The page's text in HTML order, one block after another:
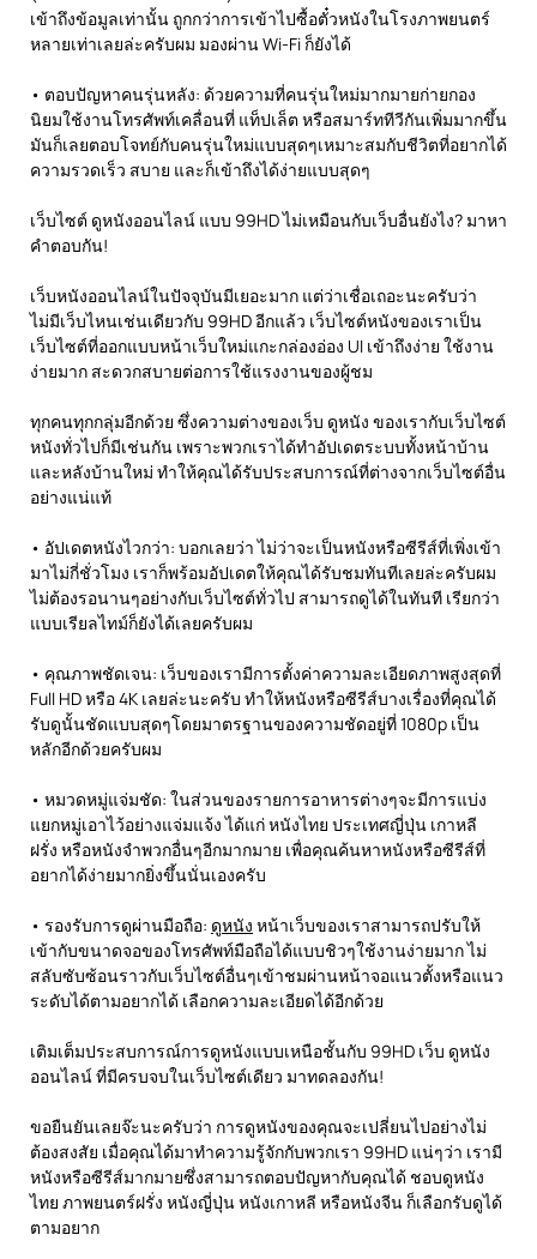
เข้าถึงข้อมูลเท่านั้น ถูกกว่าการเข้าไปซื้อตั๋วหนังในโรงภาพยนตร์
หลายเท่าเลยล่ะครับผม มองผ่าน Wi-Fi ก็ยังได้
• ตอบปัญหาคนรุ่นหลัง: ด้วยความที่คนรุ่นใหม่มากมายก่ายกอง
นิยมใช้งานโทรศัพท์เคลื่อนที่ แท็ปเล็ต หรือสมาร์ททีวีกันเพิ่มมากขึ้น
มันก็เลยตอบโจทย์กับคนรุ่นใหม่แบบสุดๆเหมาะสมกับชีวิตที่อยากได้
ความรวดเร็ว สบาย และก็เข้าถึงได้ง่ายแบบสุดๆ
เว็บไซต์ ดูหนังออนไลน์ แบบ 99HD ไม่เหมือนกับเว็บอื่นยังไง? มาหา
คำตอบกัน!
เว็บหนังออนไลน์ในปัจจุบันมีเยอะมาก แต่ว่าเชื่อเถอะนะครับว่า
ไม่มีเว็บไหนเช่นเดียวกับ 99HD อีกแล้ว เว็บไซต์หนังของเราเป็น
เว็บไซต์ที่ออกแบบหน้าเว็บใหม่แกะกล่องอ่อง UI เข้าถึงง่าย ใช้งาน
ง่ายมาก สะดวกสบายต่อการใช้แรงงานของผู้ชม
ทุกคนทุกกลุ่มอีกด้วย ซึ่งความต่างของเว็บ ดูหนัง ของเรากับเว็บไซต์
หนังทั่วไปก็มีเช่นกัน เพราะพวกเราได้ทำอัปเดตระบบทั้งหน้าบ้าน
และหลังบ้านใหม่ ทำให้คุณได้รับประสบการณ์ที่ต่างจากเว็บไซต์อื่น
อย่างแน่แท้
• อัปเดตหนังไวกว่า: บอกเลยว่า ไม่ว่าจะเป็นหนังหรือซีรีส์ที่เพิ่งเข้า
มาไม่กี่ชั่วโมง เราก็พร้อมอัปเดตให้คุณได้รับชมทันทีเลยล่ะครับผม
ไม่ต้องรอนานๆอย่างกับเว็บไซต์ทั่วไป สามารถดูได้ในทันที เรียกว่า
แบบเรียลไทม์ก็ยังได้เลยครับผม
• คุณภาพชัดเจน: เว็บของเรามีการตั้งค่าความละเอียดภาพสูงสุดที่
Full HD หรือ 4K เลยล่ะนะครับ ทำให้หนังหรือซีรีส์บางเรื่องที่คุณได้
รับดูนั้นชัดแบบสุดๆโดยมาตรฐานของความชัดอยู่ที่ 1080p เป็น
หลักอีกด้วยครับผม
• หมวดหมู่แจ่มชัด: ในส่วนของรายการอาหารต่างๆจะมีการแบ่ง
แยกหมู่เอาไว้อย่างแจ่มแจ้ง ได้แก่ หนังไทย ประเทศญี่ปุ่น เกาหลี
ฝรั่ง หรือหนังจำพวกอื่นๆอีกมากมาย เพื่อคุณค้นหาหนังหรือซีรีส์ที่
อยากได้ง่ายมากยิ่งขึ้นนั่นเองครับ
• รองรับการดูผ่านมือถือ: ดูหนัง หน้าเว็บของเราสามารถปรับให้
เข้ากับขนาดจอของโทรศัพท์มือถือได้แบบชิวๆใช้งานง่ายมาก ไม่
สลับซับซ้อนราวกับเว็บไซต์อื่นๆเข้าชมผ่านหน้าจอแนวตั้งหรือแนว
ระดับได้ตามอยากได้ เลือกความละเอียดได้อีกด้วย
เติมเต็มประสบการณ์การดูหนังแบบเหนือชั้นกับ 99HD เว็บ ดูหนัง
ออนไลน์ ที่มีครบจบในเว็บไซต์เดียว มาทดลองกัน!
ขอยืนยันเลยจ๊ะนะครับว่า การดูหนังของคุณจะเปลี่ยนไปอย่างไม่
ต้องสงสัย เมื่อคุณได้มาทำความรู้จักกับพวกเรา 99HD แน่ๆว่า เรามี
หนังหรือซีรีส์มากมายซึ่งสามารถตอบปัญหากับคุณได้ ชอบดูหนัง
ไทย ภาพยนตร์ฝรั่ง หนังญี่ปุ่น หนังเกาหลี หรือหนังจีน ก็เลือกรับดูได้
ตามอยาก